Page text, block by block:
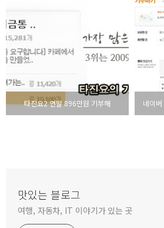
타진요2 연말 896만원 기부해 네이
맛있는 블로그
여행, 자동차, IT 이야기가 있는 곳